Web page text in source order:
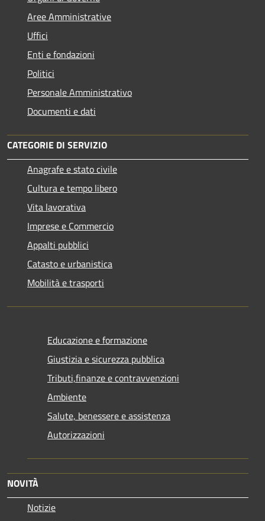
Aree Amministrative
Uffici
Enti e fondazioni
Politici
Personale Amministrativo
Documenti e dati
CATEGORIE DI SERVIZIO
Anagrafe e stato civile
Cultura e tempo libero
Vita lavorativa
Imprese e Commercio
Appalti pubblici
Catasto e urbanistica
Mobilità e trasporti
Educazione e formazione
Giustizia e sicurezza pubblica
Tributi,finanze e contravvenzioni
Ambiente
Salute, benessere e assistenza
Autorizzazioni
NOVITÀ
Notizie